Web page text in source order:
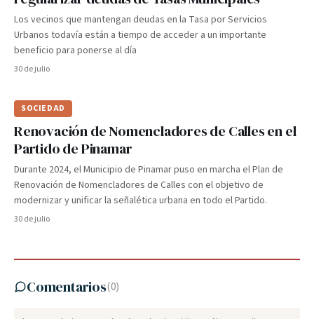
Los vecinos que mantengan deudas en la Tasa por Servicios
Urbanos todavía están a tiempo de acceder a un importante
beneficio para ponerse al día
30 de julio
SOCIEDAD
Renovación de Nomencladores de Calles en el
Partido de Pinamar
Durante 2024, el Municipio de Pinamar puso en marcha el Plan de
Renovación de Nomencladores de Calles con el objetivo de
modernizar y unificar la señalética urbana en todo el Partido.
30 de julio
Comentarios(0)